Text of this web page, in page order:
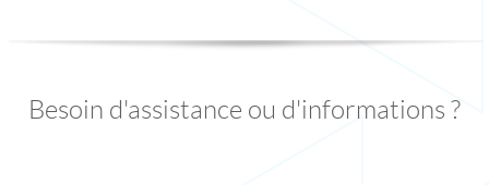
Besoin d'assistance ou d'informations ?